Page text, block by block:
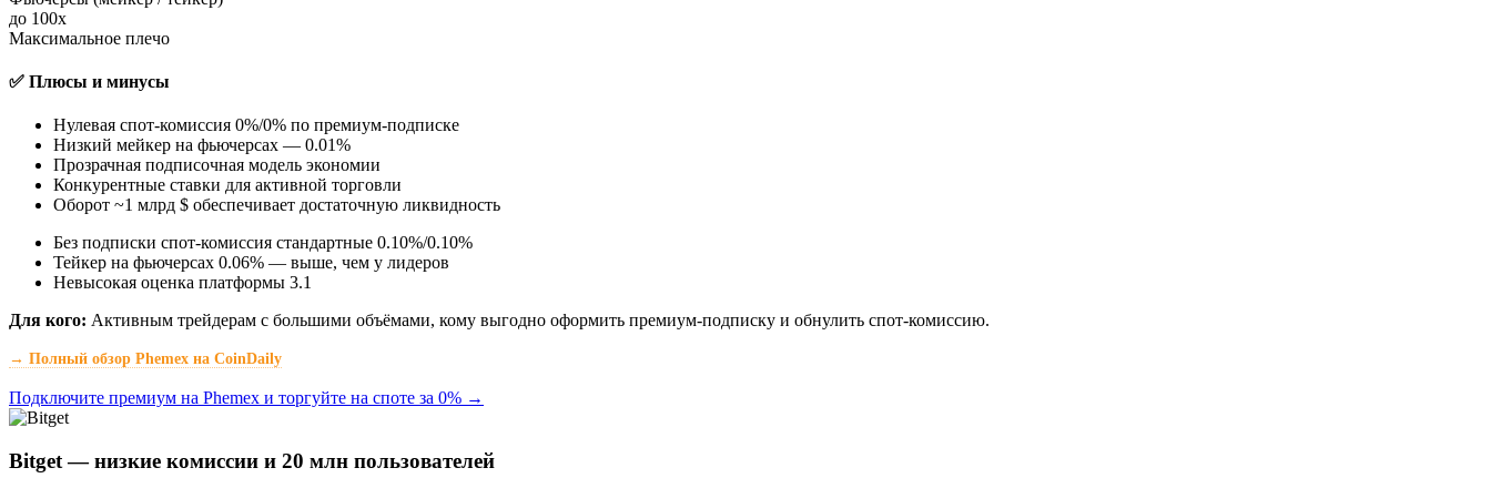
до 100x
Максимальное плечо
✅ Плюсы и минусы
Нулевая спот-комиссия 0%/0% по премиум-подписке
Низкий мейкер на фьючерсах — 0.01%
Прозрачная подписочная модель экономии
Конкурентные ставки для активной торговли
Оборот ~1 млрд $ обеспечивает достаточную ликвидность
Без подписки спот-комиссия стандартные 0.10%/0.10%
Тейкер на фьючерсах 0.06% — выше, чем у лидеров
Невысокая оценка платформы 3.1
Для кого: Активным трейдерам с большими объёмами, кому выгодно оформить премиум-подписку и обнулить спот-комиссию.
→ Полный обзор Phemex на CoinDaily
Подключите премиум на Phemex и торгуйте на споте за 0% →
Bitget — низкие комиссии и 20 млн пользователей